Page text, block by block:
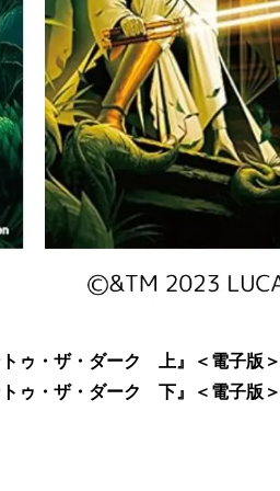
トゥ・ザ・ダーク 上』＜電子版＞
トゥ・ザ・ダーク 下』＜電子版＞